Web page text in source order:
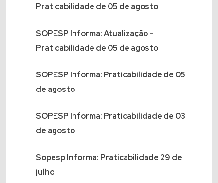
Praticabilidade de 05 de agosto
SOPESP Informa: Atualização –
Praticabilidade de 05 de agosto
SOPESP Informa: Praticabilidade de 05
de agosto
SOPESP Informa: Praticabilidade de 03
de agosto
Sopesp Informa: Praticabilidade 29 de
julho